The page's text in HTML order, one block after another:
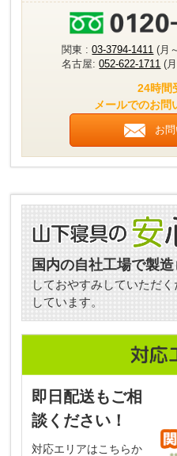
関東 :03-3794-1411 (月
名古屋:052-622-1711 (
24時間
メールでのお問
お
国内の自社工場で製造
しておやすみしていただ
しています。
即日配送もご相
談ください！
対応エリアはこちらか